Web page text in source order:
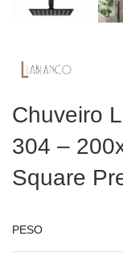
Chuveiro
304 –
Square
PESO